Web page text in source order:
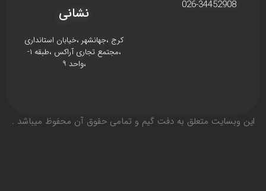
026-34452908 نشانی
کرج ،جهانشهر ،خیابان استانداری
،مجتمع تجاری آراکس ،طبقه ۱-
،واحد ۹
اين وبسايت متعلق به دفت گیم و تمامی حقوق آن محفوظ ميباشد .